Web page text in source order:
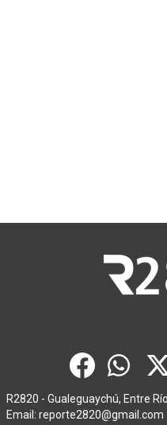
R2820 - Gualeguaychú, Entre
Email: reporte2820@gmail.com